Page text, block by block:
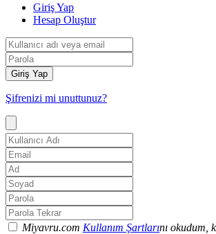
Giriş Yap
Hesap Oluştur
Giriş Yap
Şifrenizi mi unuttunuz?
Miyavru.com Kullanım Şartlarını okudum,